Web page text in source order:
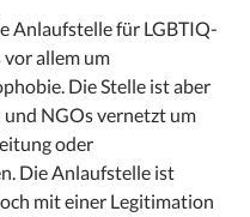
Anlaufstelle für LGBTIQ-
vor allem um
Die Stelle ist aber
NGOs vernetzt um
oder
Die Anlaufstelle ist
mit einer Legitimation